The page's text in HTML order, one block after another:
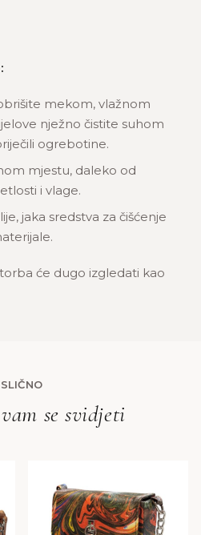
mekom, vlažnom
nježno čistite suhom
ogrebotine.
mjestu, daleko od
i vlage.
jaka sredstva za čišćenje
će dugo izgledati kao
SLIČNO
se svidjeti